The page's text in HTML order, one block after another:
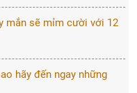
mắn sẽ mỉm cười với 12
hãy đến ngay những